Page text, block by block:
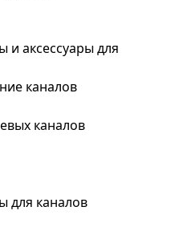
и аксессуары для
каналов
каналов
для каналов